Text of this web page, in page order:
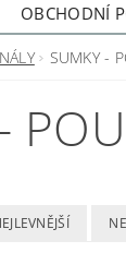
OBCHODNÍ
SUMKY -